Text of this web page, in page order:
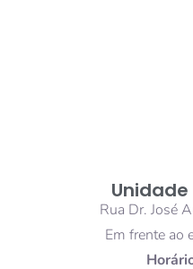
Rua Dr. José
Em frente ao